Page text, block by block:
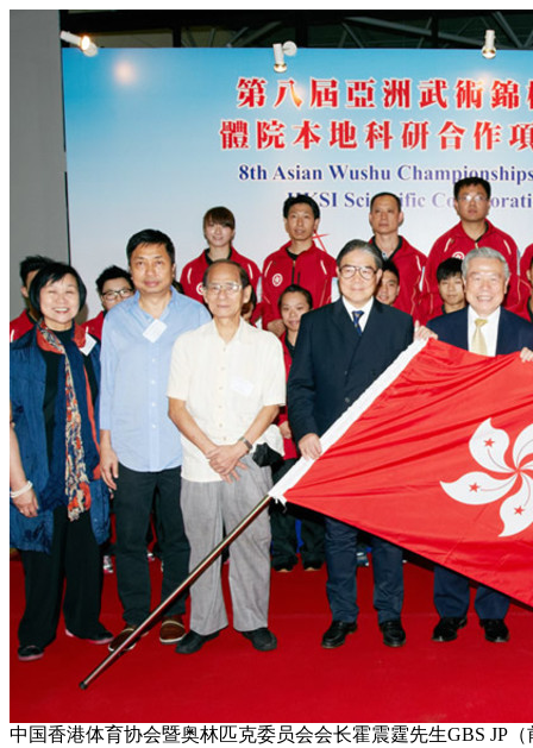
中国香港体育协会暨奥林匹克委员会会长霍震霆先生GBS JP